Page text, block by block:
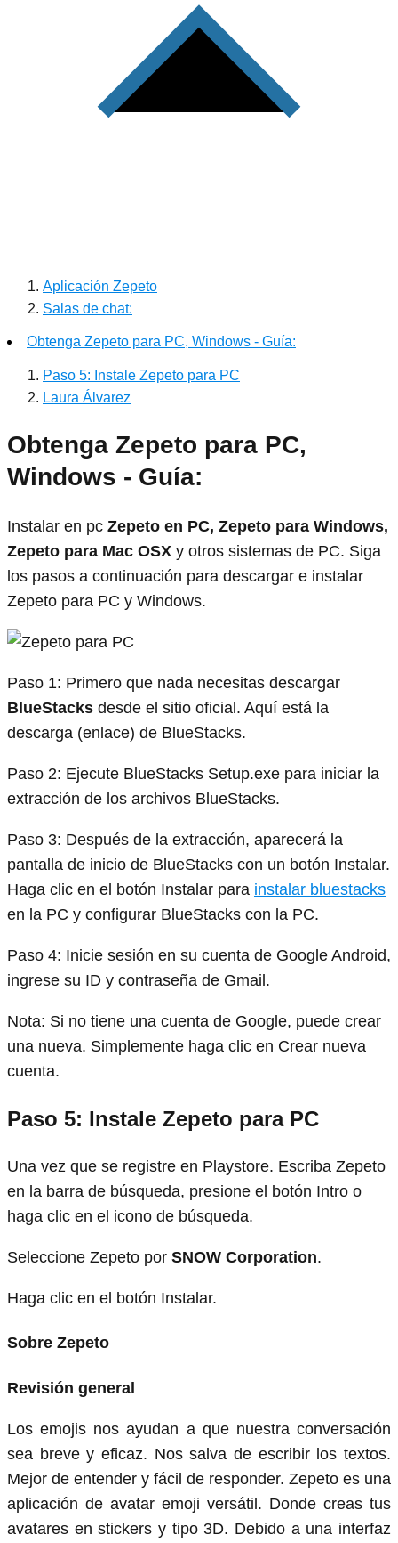
Aplicación Zepeto
Salas de chat:
Obtenga Zepeto para PC, Windows - Guía:
Paso 5: Instale Zepeto para PC
Laura Álvarez
Obtenga Zepeto para PC,
Windows - Guía:
Instalar en pc Zepeto en PC, Zepeto para Windows,
Zepeto para Mac OSX y otros sistemas de PC. Siga
los pasos a continuación para descargar e instalar
Zepeto para PC y Windows.
Paso 1: Primero que nada necesitas descargar
BlueStacks desde el sitio oficial. Aquí está la
descarga (enlace) de BlueStacks.
Paso 2: Ejecute BlueStacks Setup.exe para iniciar la
extracción de los archivos BlueStacks.
Paso 3: Después de la extracción, aparecerá la
pantalla de inicio de BlueStacks con un botón Instalar.
Haga clic en el botón Instalar para instalar bluestacks
en la PC y configurar BlueStacks con la PC.
Paso 4: Inicie sesión en su cuenta de Google Android,
ingrese su ID y contraseña de Gmail.
Nota: Si no tiene una cuenta de Google, puede crear
una nueva. Simplemente haga clic en Crear nueva
cuenta.
Paso 5: Instale Zepeto para PC
Una vez que se registre en Playstore. Escriba Zepeto
en la barra de búsqueda, presione el botón Intro o
haga clic en el icono de búsqueda.
Seleccione Zepeto por SNOW Corporation.
Haga clic en el botón Instalar.
Sobre Zepeto
Revisión general
Los emojis nos ayudan a que nuestra conversación
sea breve y eficaz. Nos salva de escribir los textos.
Mejor de entender y fácil de responder. Zepeto es una
aplicación de avatar emoji versátil. Donde creas tus
avatares en stickers y tipo 3D. Debido a una interfaz